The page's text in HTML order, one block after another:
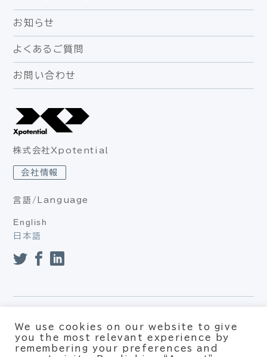
お知らせ
よくあるご質問
お問い合わせ
株式会社Xpotential
会社情報
言語/Language
English
日本語
い）
利用約款
We use cookies on our website to give
you the most relevant experience by
remembering your preferences and